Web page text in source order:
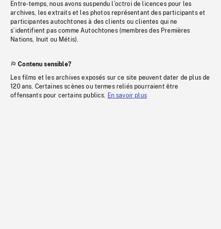
Entre-temps, nous avons suspendu l’octroi de licences pour les
archives, les extraits et les photos représentant des participants et
participantes autochtones à des clients ou clientes qui ne
s’identifient pas comme Autochtones (membres des Premières
Nations, Inuit ou Métis).
Contenu sensible?
Les films et les archives exposés sur ce site peuvent dater de plus de
120 ans. Certaines scènes ou termes reliés pourraient être
offensants pour certains publics. En savoir plus